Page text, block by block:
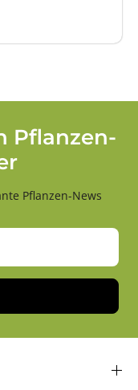
Pflanzen-
Pflanzen-News